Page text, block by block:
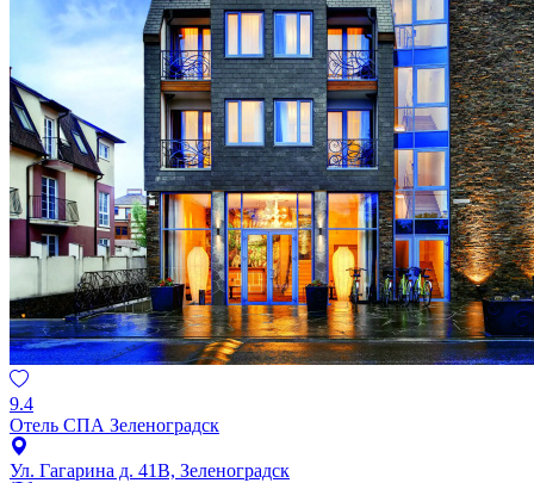
9.4
Отель СПА Зеленоградск
Ул. Гагарина д. 41В, Зеленоградск